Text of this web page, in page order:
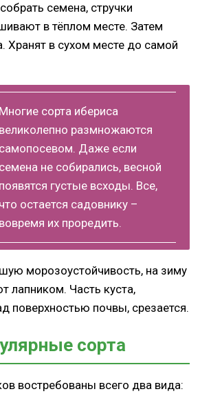
семена, стручки
в тёплом месте. Затем
Хранят в сухом месте до самой
Многие сорта ибериса
великолепно размножаются
самопосевом. Даже если
семена не собирались, весной
появятся густые всходы. Все,
что остается садовнику –
вовремя их проредить.
морозоустойчивость, на зиму
лапником. Часть куста,
поверхностью почвы, срезается.
сорта
востребованы всего два вида: